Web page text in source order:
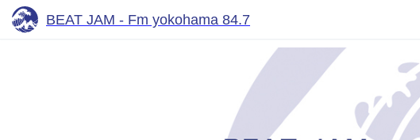
BEAT JAM - Fm yokohama 84.7